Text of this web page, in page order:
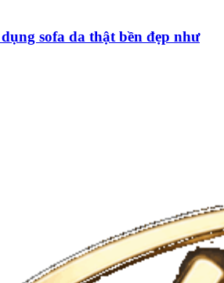
sofa da thật bền đẹp như